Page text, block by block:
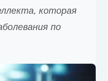
которая
по